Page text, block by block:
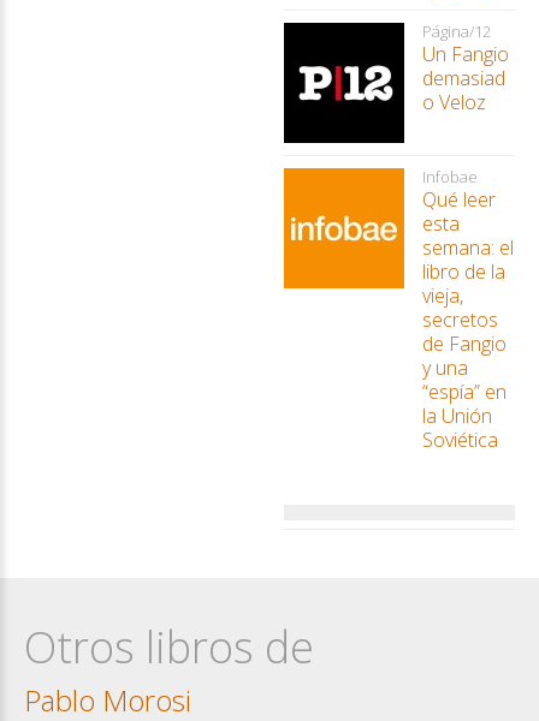
Página/12
Un Fangio
demasiad
o Veloz
Infobae
Qué leer
esta
semana: el
libro de la
vieja,
secretos
de Fangio
y una
“espía” en
la Unión
Soviética
Otros libros de
Pablo Morosi